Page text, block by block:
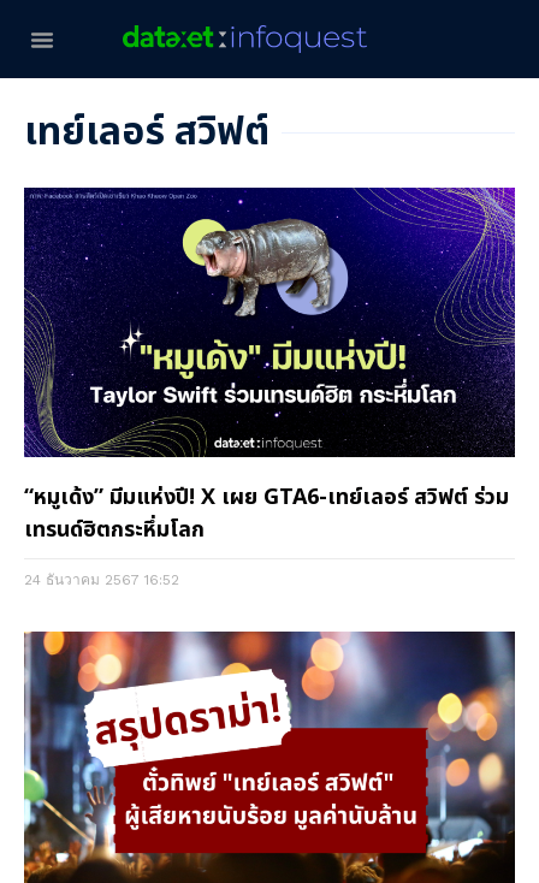
เทย์เลอร์ สวิฟต์
“หมูเด้ง” มีมแห่งปี! X เผย GTA6-เทย์เลอร์ สวิฟต์ ร่วม
เทรนด์ฮิตกระหึ่มโลก
24 ธันวาคม 2567 16:52